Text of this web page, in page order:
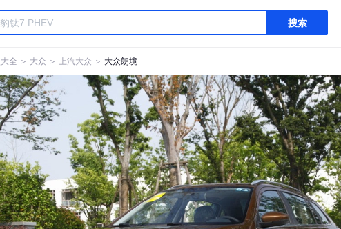
搜索
全 ＞ 大众 ＞ 上汽大众 ＞ 大众朗境